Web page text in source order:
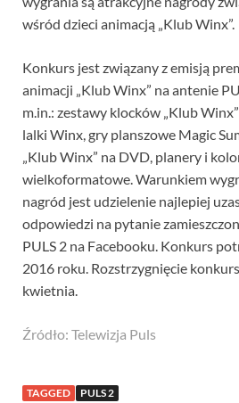
wśród dzieci animacją „Klub Winx”.
Konkurs jest związany z emisją
animacji „Klub Winx” na antenie
m.in.: zestawy klocków „Klub
lalki Winx, gry planszowe Magic
„Klub Winx” na DVD, planery i
wielkoformatowe. Warunkiem
nagród jest udzielenie najlepiej
odpowiedzi na pytanie
PULS 2 na Facebooku. Konkurs
2016 roku. Rozstrzygnięcie
kwietnia.
Źródło: Telewizja Puls
TAGGED PULS 2